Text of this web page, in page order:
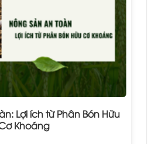
Lợi ích từ Phân Bón Hữu
Khoáng